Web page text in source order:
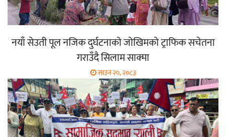
नयाँ सेउती पूल नजिक दुर्घटनाको जोखिमको ट्राफिक सचेतना
गराउँदै सिलाम साक्मा
साउन २०, २०८३